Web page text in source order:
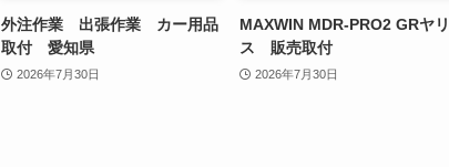
外注作業 出張作業 カー用品
取付 愛知県
2026年7月30日
MAXWIN MDR-PRO2 GRヤリ
ス 販売取付
2026年7月30日